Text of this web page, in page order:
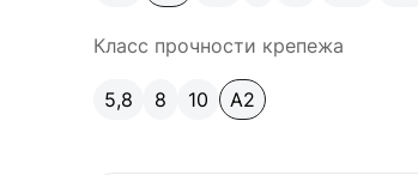
Класс прочности крепежа
5,8 8 10 A2